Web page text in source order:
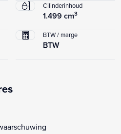
Cilinderinhoud
1.499 cm3
BTW / marge
BTW